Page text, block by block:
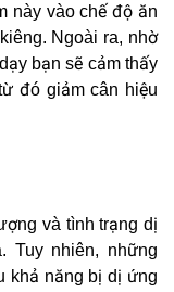
này vào chế độ ăn
Ngoài ra, nhờ
bạn sẽ cảm thấy
đó giảm cân hiệu
và tình trạng dị
Tuy nhiên, những
khả năng bị dị ứng